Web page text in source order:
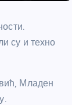
су и техно
Младен